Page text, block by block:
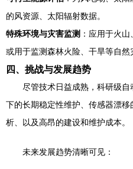
的风资源、太阳辐射数据。
特殊环境与灾害监测 ：应用于火
或用于监测森林火险、干旱等自然
四、挑战与发展趋势
尽管技术日益成熟，科研级
下的长期稳定性维护、传感器漂
析、以及高昂的建设和维护成本。
未来发展趋势清晰可见：